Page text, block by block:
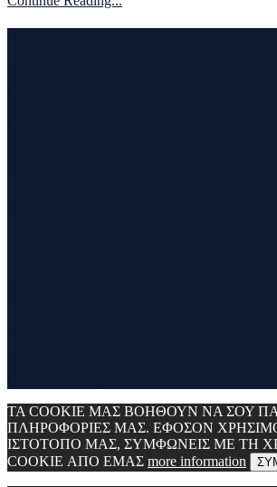
ΤΑ COOKIE ΜΑΣ ΒΟΗΘΟΥΝ ΝΑ ΣΟΥ
ΠΛΗΡΟΦΟΡΙΕΣ ΜΑΣ. ΕΦΟΣΟΝ
ΙΣΤΟΤΟΠΟ ΜΑΣ, ΣΥΜΦΩΝΕΙΣ ΜΕ ΤΗ
COOKIE ΑΠΟ ΕΜΑΣ more information